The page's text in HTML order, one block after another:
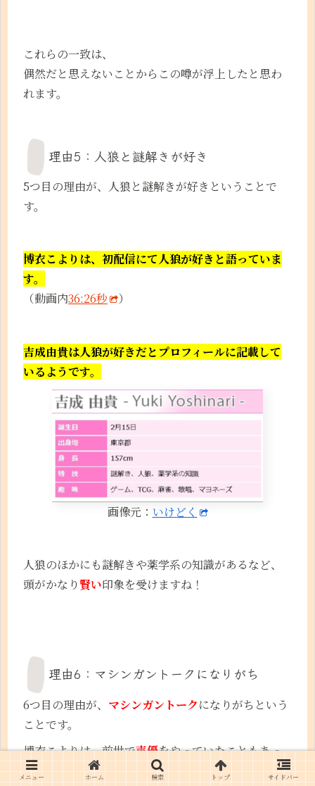
これらの一致は、
偶然だと思えないことからこの噂が浮上したと思わ
れます。
理由5：人狼と謎解きが好き
5つ目の理由が、人狼と謎解きが好きということで
す。
博衣こよりは、初配信にて人狼が好きと語っていま
す。
（動画内36:26秒 ）
吉成由貴は人狼が好きだとプロフィールに記載して
いるようです。
画像元： いけどく
人狼のほかにも謎解きや薬学系の知識があるなど、
頭がかなり 賢い印象を受けますね！
理由6：マシンガントークになりがち
6つ目の理由が、 マシンガントークになりがちという
ことです。
博衣こよりは、前世で声優をやっていたこともあっ
て
メニュー ホーム 検索 トップ サイドバー